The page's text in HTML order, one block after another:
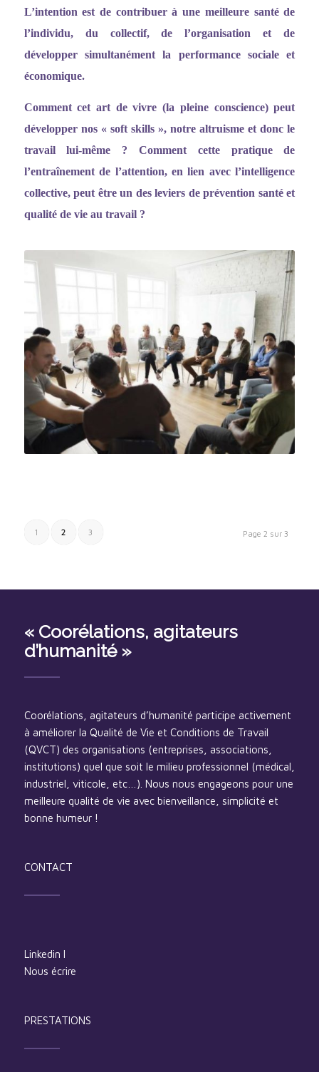
L’intention est de contribuer à une meilleure santé de
l’individu, du collectif, de l’organisation et de
développer simultanément la performance sociale et
économique.
Comment cet art de vivre (la pleine conscience) peut
développer nos « soft skills», notre altruisme et donc le
travail lui-même ? Comment cette pratique de
l’entraînement de l’attention, en lien avec l’intelligence
collective, peut être un des leviers de prévention santé et
qualité de vie au travail ?
Page 2 sur 3
1 2 3
« Coorélations, agitateurs
d’humanité »
Coorélations, agitateurs d’humanité participe activement
à améliorer la Qualité de Vie et Conditions de Travail
(QVCT) des organisations (entreprises, associations,
institutions) quel que soit le milieu professionnel (médical,
industriel, viticole, etc…). Nous nous engageons pour une
meilleure qualité de vie avec bienveillance, simplicité et
bonne humeur !
CONTACT
Linkedin I
Nous écrire
PRESTATIONS